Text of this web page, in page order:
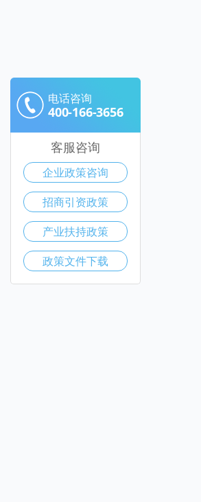
电话咨询
400-166-3656
客服咨询
企业政策咨询
招商引资政策
产业扶持政策
政策文件下载